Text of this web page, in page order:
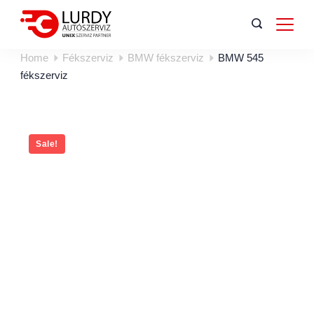
Home Fékszerviz BMW fékszerviz
BMW 545
fékszerviz
Sale!